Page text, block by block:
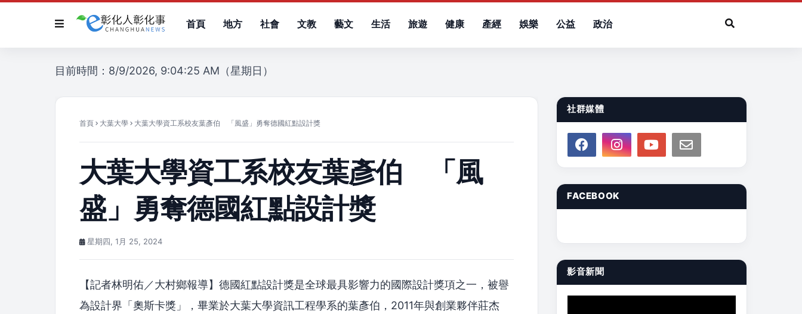
首頁 地方 社會 文教 藝文 生活 旅遊 健康 產經 娛樂 公益 政治
目前時間：8/9/2026, 9:04:25 AM（星期日）
首頁 大葉大學 大葉大學資工系校友葉彥伯 「風盛」勇奪德國紅點設計獎
大葉大學資工系校友葉彥伯 「風
盛」勇奪德國紅點設計獎
星期四, 1月 25, 2024
【記者林明佑／大村鄉報導】德國紅點設計獎是全球最具影響力的國際設計獎項之一，被譽
為設計界「奧斯卡獎」，畢業於大葉大學資訊工程學系的葉彥伯，2011年與創業夥伴莊杰
社群媒體
FACEBOOK
影音新聞